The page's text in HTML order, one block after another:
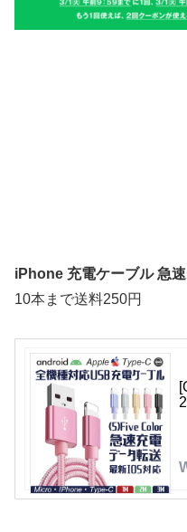
iPhone 充電ケーブル 急
10本まで送料250円